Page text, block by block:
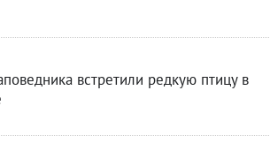
встретили редкую птицу в